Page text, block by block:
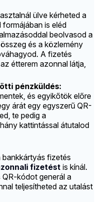
ülve kérheted a
is eléd
beolvasod a
és a közlemény
A fizetés
étterem azonnal látja,
pénzküldés:
és egyikőtök előre
árát egy egyszerű QR-
te pedig a
kattintással átutalod
fizetés
fizetést is kínál.
kódot generál a
teljesítheted az utalást